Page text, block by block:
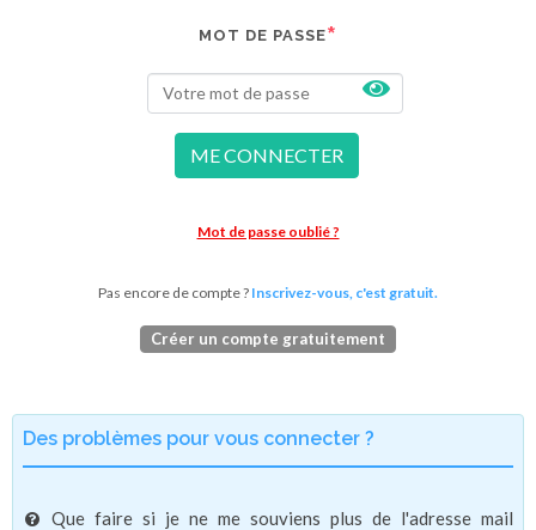
MOT DE PASSE
ME CONNECTER
Mot de passe oublié ?
Pas encore de compte ? Inscrivez-vous, c'est gratuit.
Créer un compte gratuitement
Des problèmes pour vous connecter ?
Que faire si je ne me souviens plus de l'adresse mail